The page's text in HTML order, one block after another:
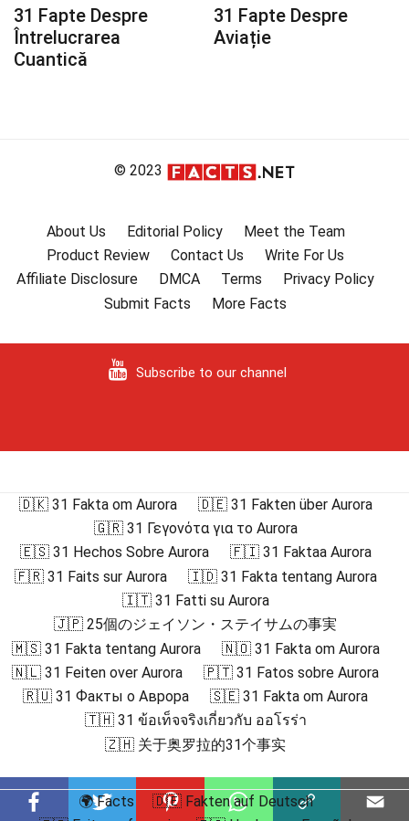
31 Fapte Despre
Întrelucrarea
Cuantică
31 Fapte Despre
Aviație
© 2023
About Us Editorial Policy
Meet the Team
Product Review
Contact Us
Write For Us
Affiliate Disclosure
DMCA Terms
Privacy Policy
Submit Facts
More Facts
Subscribe to our channel
🇩🇰 31 Fakta om Aurora
🇩🇪 31 Fakten über Aurora
🇬🇷 31 Γεγονότα για το Aurora
🇪🇸 31 Hechos Sobre Aurora
🇫🇮 31 Faktaa Aurora
🇫🇷 31 Faits sur Aurora
🇮🇩 31 Fakta tentang Aurora
🇮🇹 31 Fatti su Aurora
🇯🇵 25個のジェイソン・ステイサムの事実
🇲🇸 31 Fakta tentang Aurora
🇳🇴 31 Fakta om Aurora
🇳🇱 31 Feiten over Aurora
🇵🇹 31 Fatos sobre Aurora
🇷🇺 31 Факты о Аврора
🇸🇪 31 Fakta om Aurora
🇹🇭 31 ข้อเท็จจริงเกี่ยวกับ ออโรร่า
🇿🇭 关于奥罗拉的31个事实
🌍 Facts
🇩🇪 Fakten auf Deutsch